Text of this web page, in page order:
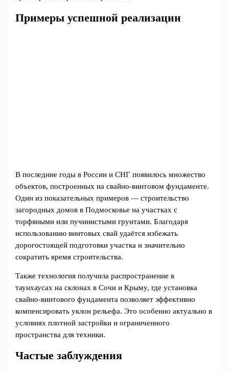
Примеры успешной реализации
В последние годы в России и СНГ появилось множество
объектов, построенных на свайно-винтовом фундаменте.
Один из показательных примеров — строительство
загородных домов в Подмосковье на участках с
торфяными или пучинистыми грунтами. Благодаря
использованию винтовых свай удаётся избежать
дорогостоящей подготовки участка и значительно
сократить время строительства.
Также технология получила распространение в
таунхаусах на склонах в Сочи и Крыму, где установка
свайно-винтового фундамента позволяет эффективно
компенсировать уклон рельефа. Это особенно актуально в
условиях плотной застройки и ограниченного
пространства для техники.
Частые заблуждения